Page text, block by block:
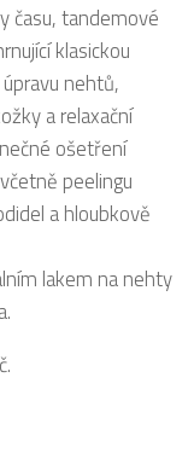
času, tandemové
klasickou
nehtů,
a relaxační
ošetření
peelingu
a hloubkově
lakem na nehty